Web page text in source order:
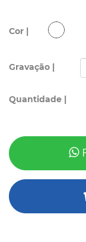
Cor |
Gravação |
Quantidade |